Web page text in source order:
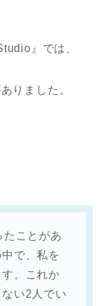
』では、
りました。
たことがあ
で、私を
。これか
い2人でい